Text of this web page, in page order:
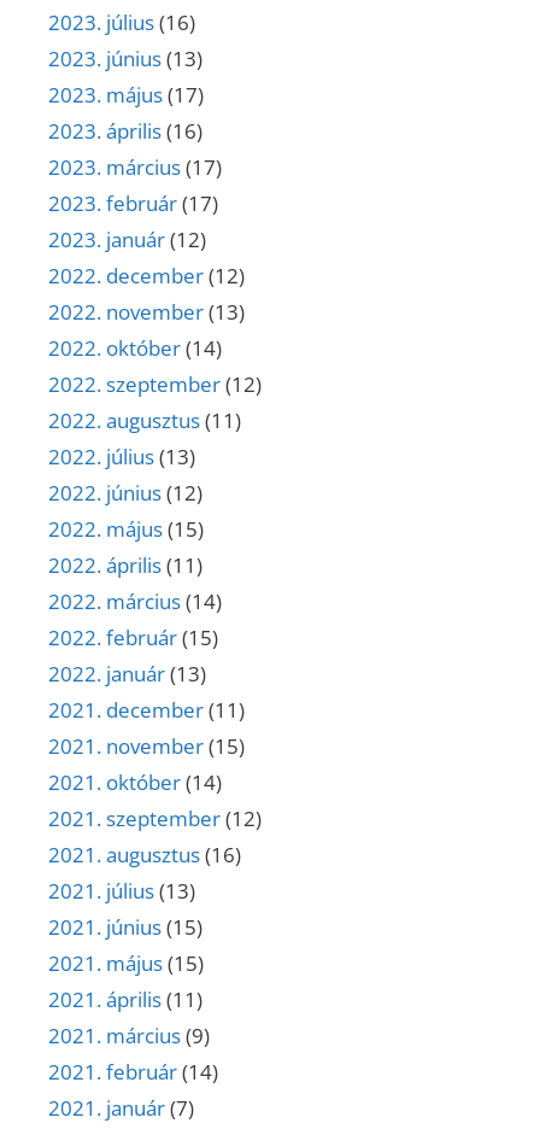
2023. július(16)
2023. június(13)
2023. május(17)
2023. április(16)
2023. március(17)
2023. február(17)
2023. január(12)
2022. december(12)
2022. november(13)
2022. október(14)
2022. szeptember(12)
2022. augusztus(11)
2022. július(13)
2022. június(12)
2022. május(15)
2022. április(11)
2022. március(14)
2022. február(15)
2022. január(13)
2021. december(11)
2021. november(15)
2021. október(14)
2021. szeptember(12)
2021. augusztus(16)
2021. július(13)
2021. június(15)
2021. május(15)
2021. április(11)
2021. március(9)
2021. február(14)
2021. január(7)